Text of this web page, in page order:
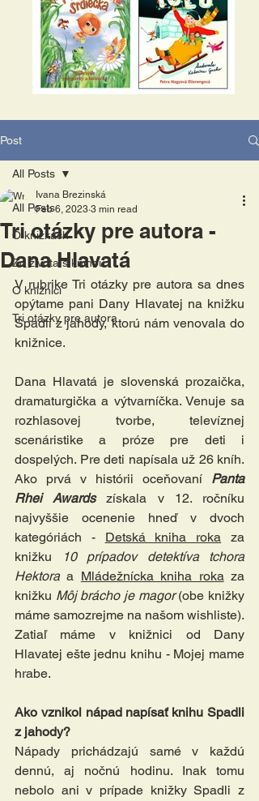
Post
All Posts
O knižkách
Zo života s knihou
O knižnici
Tri otázky pre autora
All Posts
Tri otázky pre autora -
Dana Hlavatá
Ivana Brezinská
Feb 6, 2023 3 min read
V rubrike Tri otázky pre autora sa dnes
opýtame pani Dany Hlavatej na knižku
Spadli z jahody, ktorú nám venovala do
knižnice.
Dana Hlavatá je slovenská prozaička,
dramaturgička a výtvarníčka. Venuje sa
rozhlasovej tvorbe, televíznej
scenáristike a próze pre deti i
dospelých. Pre deti napísala už 26 kníh.
Ako prvá v histórii oceňovaní Panta
Rhei Awards
najvyššie ocenenie hneď v dvoch
kategóriách - Detská kniha roka za
knižku
10 prípadov detektíva tchora
Hektora a Mládežnícka kniha roka za
knižku Môj brácho je magor (obe knižky
máme samozrejme na našom wishliste).
Zatiaľ máme v knižnici od Dany
Hlavatej ešte jednu knihu - Mojej mame
hrabe.
Ako vznikol nápad napísať knihu Spadli
z jahody?
Nápady prichádzajú samé v každú
dennú, aj nočnú hodinu. Inak tomu
nebolo ani v prípade knižky Spadli z